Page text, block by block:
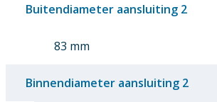
Buitendiameter aansluiting 2
83 mm
Binnendiameter aansluiting 2